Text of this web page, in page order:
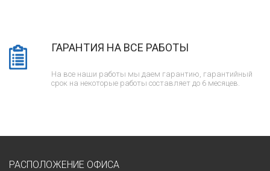
ГАРАНТИЯ НА ВСЕ РАБОТЫ
На все наши работы мы даем гарантию, гарантийный
срок на некоторые работы составляет до 6 месяцев.
РАСПОЛОЖЕНИЕ ОФИСА